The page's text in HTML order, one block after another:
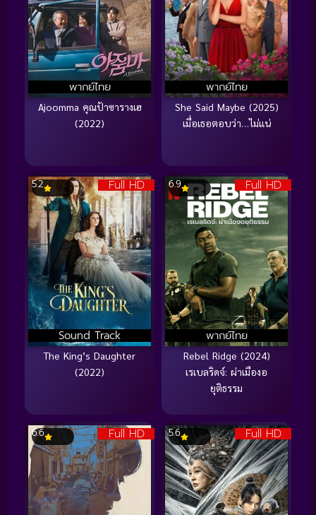
พากย์ไทย
Ajoomma คุณป้าซารางเฮ
(2022)
พากย์ไทย
She Said Maybe (2025)
เมื่อเธอตอบว่า…ไม่แน่
Full HD
Sound Track
5.2
The King’s Daughter
(2022)
Full HD
พากย์ไทย
6.9
Rebel Ridge (2024)
เรเบลริดจ์: ผ่าเมืองอ
ยุติธรรม
Full HD
6.6 Full HD
5.6